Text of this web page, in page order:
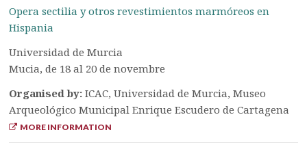
Opera sectilia y otros revestimientos marmóreos en
Hispania
Universidad de Murcia
Mucia, de 18 al 20 de novembre
Organised by:ICAC, Universidad de Murcia, Museo
Arqueológico Municipal Enrique Escudero de Cartagena
MORE INFORMATION